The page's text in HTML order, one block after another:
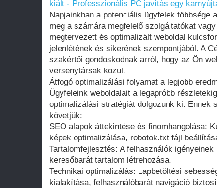
kiált - Professzionális PC javítás egy
Napjainkban a potenciális ügyfelek többsége
meg a számára megfelelő szolgáltatókat
megtervezett és optimalizált weboldal
jelenlétének és sikerének szempontjából. A
szakértői gondoskodnak arról, hogy az Ön
versenytársak közül.
Átfogó optimalizálási folyamat a legjobb
Ügyfeleink weboldalait a legapróbb
optimalizálási stratégiát dolgozunk ki. Ennek
követjük:
SEO alapok áttekintése és finomhangolása:
képek optimalizálása, robotok.txt fájl
Tartalomfejlesztés: A felhasználók
keresőbarát tartalom létrehozása.
Technikai optimalizálás: Lapbetöltési
kialakítása, felhasználóbarát navigáció